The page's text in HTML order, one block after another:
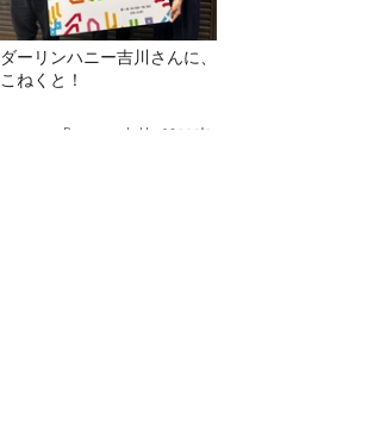
ダーリンハニー吉川さんに、
こねくと！
Recommended by